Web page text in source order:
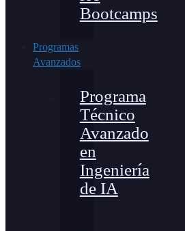
Bootcamps
Programas
Avanzados
Programa
Técnico
Avanzado
en
Ingeniería
de IA